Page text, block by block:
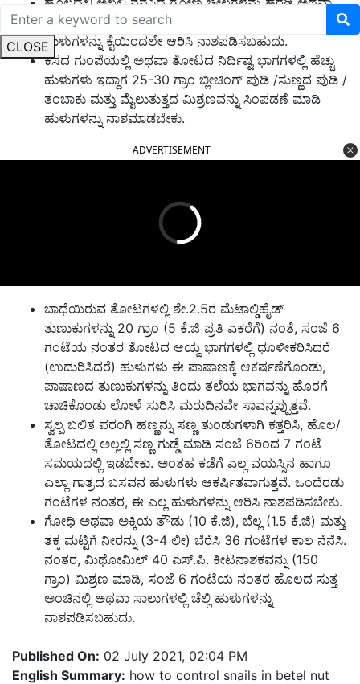
CLOSE
ಕಸವನ್ನು ಗುಂಪಾಗಿರಿಸಿ ಅದರ ಆಶ್ರಯವನ್ನು ಪಡೆಯಲು ಬರುವ
ಹುಳುಗಳನ್ನು ಕೈಯಿಂದಲೇ ಆರಿಸಿ ನಾಶಪಡಿಸಬಹುದು.
ಕಸದ ಗುಂಪೆಯಲ್ಲಿ ಅಥವಾ ತೋಟದ ನಿರ್ದಿಷ್ಟ ಭಾಗಗಳಲ್ಲಿ ಹೆಚ್ಚು
ಹುಳುಗಳು ಇದ್ದಾಗ 25-30 ಗ್ರಾಂ ಬ್ಲೀಚಿಂಗ್ ಪುಡಿ /ಸುಣ್ಣದ ಪುಡಿ /
ತಂಬಾಕು ಮತ್ತು ಮೈಲುತುತ್ತದ ಮಿಶ್ರಣವನ್ನು ಸಿಂಪಡಣೆ ಮಾಡಿ
ಹುಳುಗಳನ್ನು ನಾಶಮಾಡಬೇಕು.
ADVERTISEMENT
ಬಾಧೆಯಿರುವ ತೋಟಗಳಲ್ಲಿ ಶೇ.2.5ರ ಮೆಟಾಲ್ಡಿಹೈಡ್
ತುಣುಕುಗಳನ್ನು 20 ಗ್ರಾಂ (5 ಕೆ.ಜಿ ಪ್ರತಿ ಎಕರೆಗೆ) ನಂತೆ, ಸಂಜೆ 6
ಗಂಟೆಯ ನಂತರ ತೋಟದ ಆಯ್ದ ಭಾಗಗಳಲ್ಲಿ ಧೂಳೀಕರಿಸಿದರೆ
(ಉದುರಿಸಿದರೆ) ಹುಳುಗಳು ಈ ಪಾಷಾಣಕ್ಕೆ ಆಕರ್ಷಣೆಗೊಂಡು,
ಪಾಷಾಣದ ತುಣುಕುಗಳನ್ನು ತಿಂದು ತಲೆಯ ಭಾಗವನ್ನು ಹೊರಗೆ
ಚಾಚಿಕೊಂಡು ಲೋಳೆ ಸುರಿಸಿ ಮರುದಿನವೇ ಸಾವನ್ನಪ್ಪುತ್ತವೆ.
ಸ್ವಲ್ಪ ಬಲಿತ ಪರಂಗಿ ಹಣ್ಣನ್ನು ಸಣ್ಣ ತುಂಡುಗಳಾಗಿ ಕತ್ತರಿಸಿ, ಹೊಲ/
ತೋಟದಲ್ಲಿ ಅಲ್ಲಲ್ಲಿ ಸಣ್ಣ ಗುಡ್ಡೆ ಮಾಡಿ ಸಂಜೆ 6ರಿಂದ 7 ಗಂಟೆ
ಸಮಯದಲ್ಲಿ ಇಡಬೇಕು. ಅಂತಹ ಕಡೆಗೆ ಎಲ್ಲ ವಯಸ್ಸಿನ ಹಾಗೂ
ಎಲ್ಲಾ ಗಾತ್ರದ ಬಸವನ ಹುಳುಗಳು ಆಕರ್ಷಿತವಾಗುತ್ತವೆ. ಒಂದೆರಡು
ಗಂಟೆಗಳ ನಂತರ, ಈ ಎಲ್ಲ ಹುಳುಗಳನ್ನು ಆರಿಸಿ ನಾಶಪಡಿಸಬೇಕು.
ಗೋಧಿ ಅಥವಾ ಅಕ್ಕಿಯ ತೌಡು (10 ಕೆ.ಜಿ), ಬೆಲ್ಲ (1.5 ಕೆ.ಜಿ) ಮತ್ತು
ತಕ್ಕ ಮಟ್ಟಿಗೆ ನೀರನ್ನು (3-4 ಲೀ) ಬೆರೆಸಿ 36 ಗಂಟೆಗಳ ಕಾಲ ನೆನೆಸಿ.
ನಂತರ, ಮಿಥೋಮಿಲ್ 40 ಎಸ್.ಪಿ. ಕೀಟನಾಶಕವನ್ನು (150
ಗ್ರಾಂ) ಮಿಶ್ರಣ ಮಾಡಿ, ಸಂಜೆ 6 ಗಂಟೆಯ ನಂತರ ಹೊಲದ ಸುತ್ತ
ಅಂಚಿನಲ್ಲಿ ಅಥವಾ ಸಾಲುಗಳಲ್ಲಿ ಚೆಲ್ಲಿ ಹುಳುಗಳನ್ನು
ನಾಶಪಡಿಸಬಹುದು.
Published On: 02 July 2021, 02:04 PM
English Summary: how to control snails in betel nut